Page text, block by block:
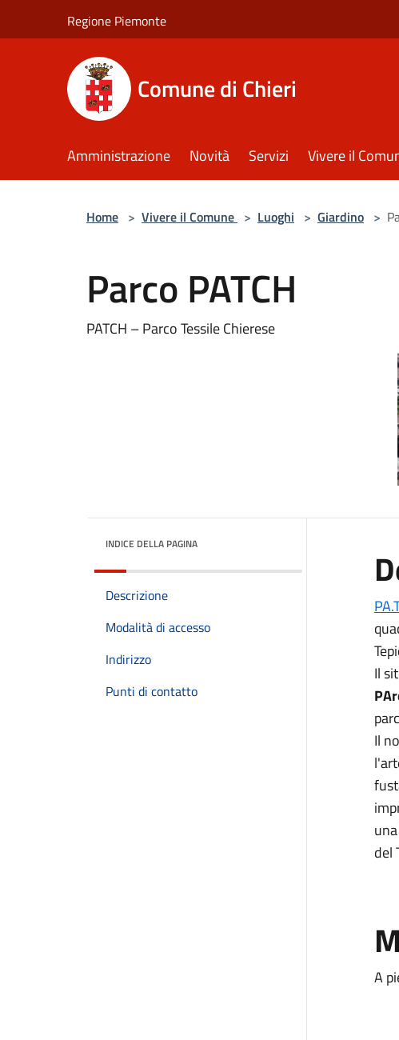
Regione Piemonte
Comune di Chieri
Amministrazione Novità Servizi Vivere il
Home > Vivere il Comune > Luoghi > Giardino >
Parco PATCH
PATCH – Parco Tessile Chierese
INDICE DELLA PAGINA
Descrizione
Modalità di accesso
Indirizzo
Punti di contatto
Il
Il
del
A